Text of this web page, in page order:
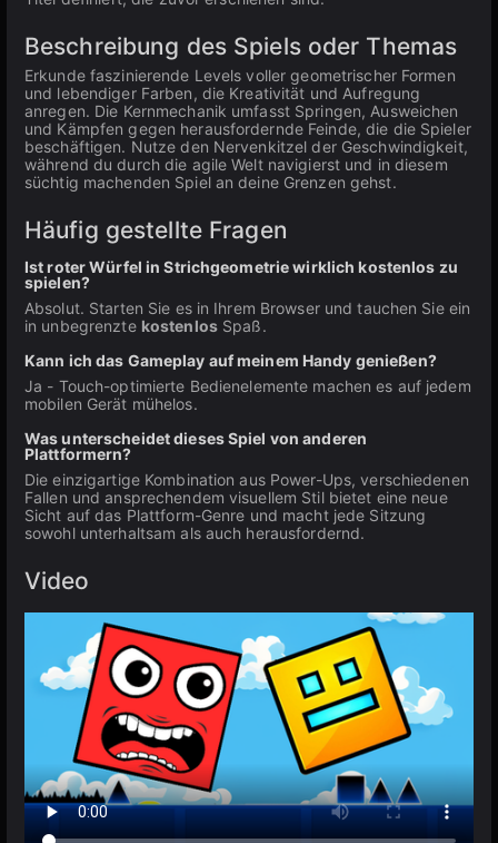
Beschreibung des Spiels oder Themas
Erkunde faszinierende Levels voller geometrischer Formen
und lebendiger Farben, die Kreativität und Aufregung
anregen. Die Kernmechanik umfasst Springen, Ausweichen
und Kämpfen gegen herausfordernde Feinde, die die Spieler
beschäftigen. Nutze den Nervenkitzel der Geschwindigkeit,
während du durch die agile Welt navigierst und in diesem
süchtig machenden Spiel an deine Grenzen gehst.
Häufig gestellte Fragen
Ist roter Würfel in Strichgeometrie wirklich kostenlos zu
spielen?
Absolut. Starten Sie es in Ihrem Browser und tauchen Sie ein
in unbegrenzte kostenlosSpaß.
Kann ich das Gameplay auf meinem Handy genießen?
Ja - Touch-optimierte Bedienelemente machen es auf jedem
mobilen Gerät mühelos.
Was unterscheidet dieses Spiel von anderen
Plattformern?
Die einzigartige Kombination aus Power-Ups, verschiedenen
Fallen und ansprechendem visuellem Stil bietet eine neue
Sicht auf das Plattform-Genre und macht jede Sitzung
sowohl unterhaltsam als auch herausfordernd.
Video